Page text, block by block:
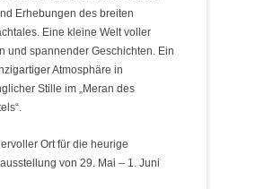
Erhebungen des breiten
Eine kleine Welt voller
und spannender Geschichten. Ein
Atmosphäre in
Stille im „Meran des
Ort für die heurige
von 29. Mai – 1. Juni